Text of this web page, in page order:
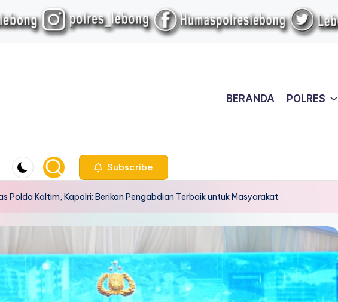
BERANDA POLRES
Subscribe
Polda Kaltim, Kapolri: Berikan Pengabdian Terbaik untuk Masyarakat